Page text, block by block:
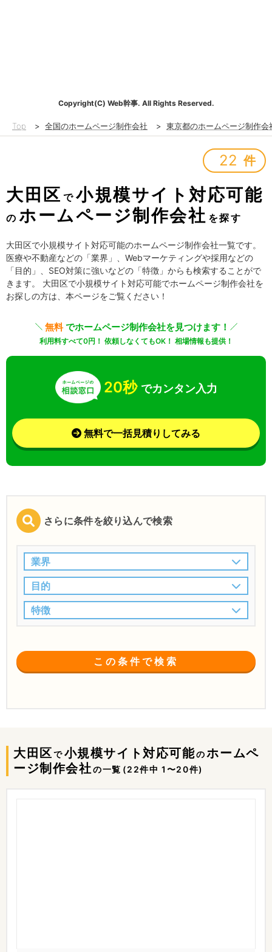
Copyright(C) Web幹事. All Rights Reserved.
Top > 全国のホームページ制作会社 > 東京都のホームページ制作会
22 件
大田区 で 小規模サイト対応可能
の ホームページ制作会社 を探す
大田区で小規模サイト対応可能のホームページ制作会社一覧です。
医療や不動産などの「業界」、Webマーケティングや採用などの
「目的」、SEO対策に強いなどの「特徴」からも検索することがで
きます。 大田区で小規模サイト対応可能でホームページ制作会社を
お探しの方は、本ページをご覧ください！
無料でホームページ制作会社を見つけます！
利用料すべて0円！ 依頼しなくてもOK！ 相場情報も提供！
20秒 でカンタン入力
無料で一括見積りしてみる
さらに条件を絞り込んで検索
業界
目的
特徴
この条件で検索
大田区 で小規模サイト対応可能の ホームペ
ージ制作会社の一覧 (22件中 1〜20件)